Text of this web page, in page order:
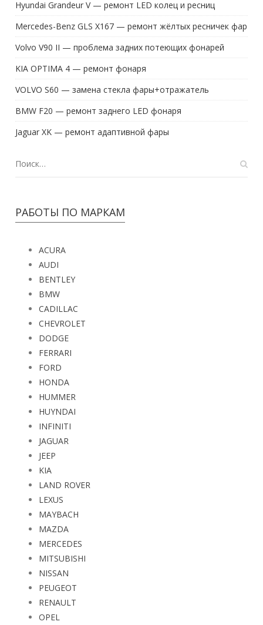
Hyundai Grandeur V — ремонт LED колец и ресниц
Mercedes-Benz GLS X167 — ремонт жёлтых ресничек фар
Volvo V90 II — проблема задних потеющих фонарей
KIA OPTIMA 4 — ремонт фонаря
VOLVO S60 — замена стекла фары+отражатель
BMW F20 — ремонт заднего LED фонаря
Jaguar XK — ремонт адаптивной фары
РАБОТЫ ПО МАРКАМ
ACURA
AUDI
BENTLEY
BMW
CADILLAC
CHEVROLET
DODGE
FERRARI
FORD
HONDA
HUMMER
HUYNDAI
INFINITI
JAGUAR
JEEP
KIA
LAND ROVER
LEXUS
MAYBACH
MAZDA
MERCEDES
MITSUBISHI
NISSAN
PEUGEOT
RENAULT
OPEL